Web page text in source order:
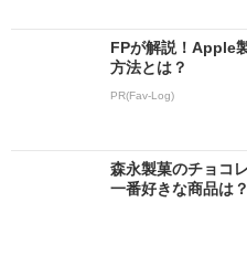
FPが解説！Apple
方法とは？
PR(Fav-Log)
森永製菓のチョコ
一番好きな商品は